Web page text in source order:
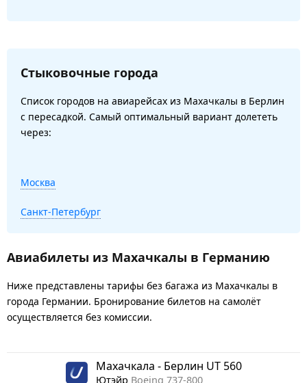
Стыковочные города
Список городов на авиарейсах из Махачкалы в Берлин
с пересадкой. Самый оптимальный вариант долететь
через:
Москва
Санкт-Петербург
Авиабилеты из Махачкалы в Германию
Ниже представлены тарифы без багажа из Махачкалы в
города Германии. Бронирование билетов на самолёт
осуществляется без комиссии.
Махачкала - Берлин UT 560
Ютэйр Boeing 737-800